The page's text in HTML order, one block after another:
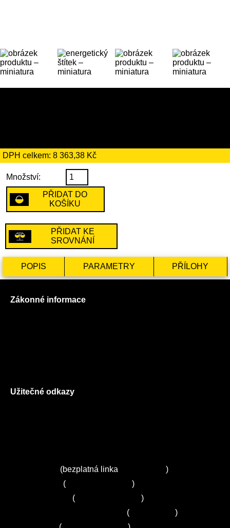
DPH celkem: 8 363,38 Kč
Množství:
PŘIDAT DO
KOŠÍKU
PŘIDAT KE
SROVNÁNÍ
POPIS PARAMETRY PŘÍLOHY
Zákonné informace
Užitečné odkazy
(bezplatná linka
)
(
)
(
)
(
)